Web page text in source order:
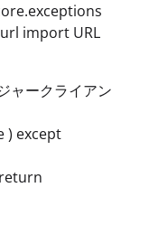
import URL
ャークライアン
) except